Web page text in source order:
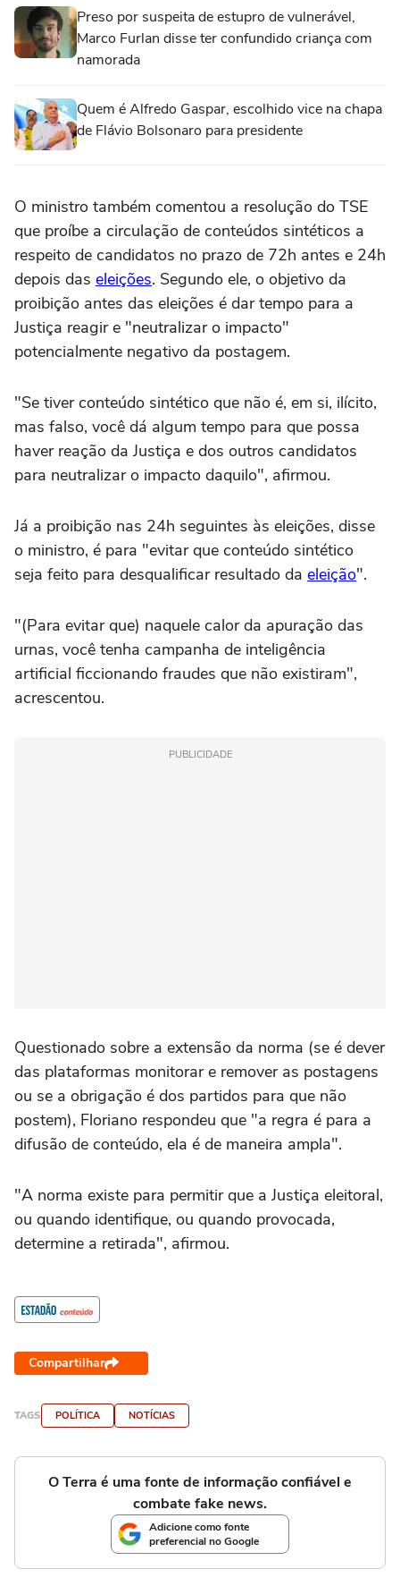
Preso por suspeita de estupro de vulnerável,
Marco Furlan disse ter confundido criança com
namorada
Quem é Alfredo Gaspar, escolhido vice na chapa
de Flávio Bolsonaro para presidente
O ministro também comentou a resolução do TSE
que proíbe a circulação de conteúdos sintéticos a
respeito de candidatos no prazo de 72h antes e 24h
depois das eleições. Segundo ele, o objetivo da
proibição antes das eleições é dar tempo para a
Justiça reagir e "neutralizar o impacto"
potencialmente negativo da postagem.
"Se tiver conteúdo sintético que não é, em si, ilícito,
mas falso, você dá algum tempo para que possa
haver reação da Justiça e dos outros candidatos
para neutralizar o impacto daquilo", afirmou.
Já a proibição nas 24h seguintes às eleições, disse
o ministro, é para "evitar que conteúdo sintético
seja feito para desqualificar resultado da eleição".
"(Para evitar que) naquele calor da apuração das
urnas, você tenha campanha de inteligência
artificial ficcionando fraudes que não existiram",
acrescentou.
PUBLICIDADE
Questionado sobre a extensão da norma (se é dever
das plataformas monitorar e remover as postagens
ou se a obrigação é dos partidos para que não
postem), Floriano respondeu que "a regra é para a
difusão de conteúdo, ela é de maneira ampla".
"A norma existe para permitir que a Justiça eleitoral,
ou quando identifique, ou quando provocada,
determine a retirada", afirmou.
Compartilhar
TAGS POLÍTICA NOTÍCIAS
O Terra é uma fonte de informação confiável e
combate fake news.
Adicione como fonte
preferencial no Google